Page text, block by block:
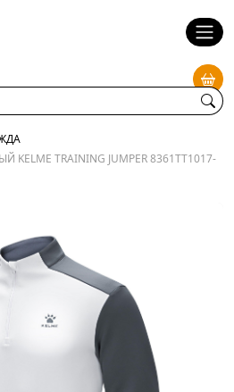
TRAINING JUMPER 8361TT1017-